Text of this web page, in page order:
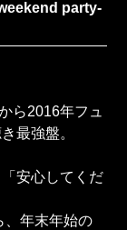
party-
ら2016年フュ
最強盤。
安心してくだ
、年末年始の